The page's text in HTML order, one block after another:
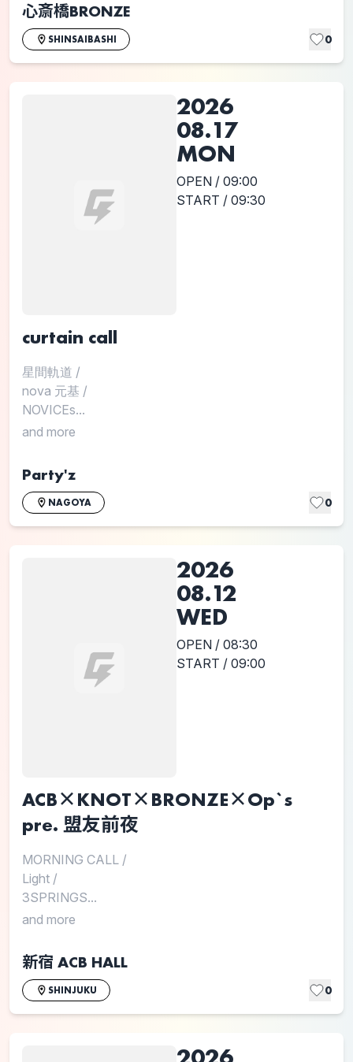
心斎橋BRONZE
SHINSAIBASHI 0
2026
08.17
MON
OPEN / 09:00
START / 09:30
curtain call
星間軌道 /
nova 元基 /
NOVICEs...
and more
Party'z
NAGOYA 0
2026
08.12
WED
OPEN / 08:30
START / 09:00
ACB×KNOT×BRONZE×Op`s
pre. 盟友前夜
MORNING CALL /
Light /
3SPRINGS...
and more
新宿 ACB HALL
SHINJUKU 0